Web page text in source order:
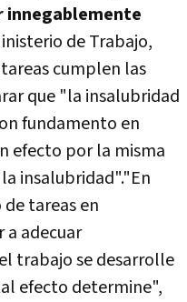
innegablemente
de Trabajo,
cumplen las
que "la insalubridad
fundamento en
efecto por la misma
insalubridad"."En
tareas en
adecuar
trabajo se desarrolle
efecto determine",